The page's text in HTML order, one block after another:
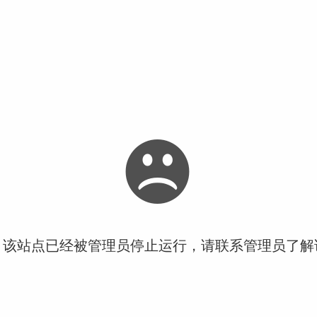
站点已经被管理员停止运行，请联系管理员了